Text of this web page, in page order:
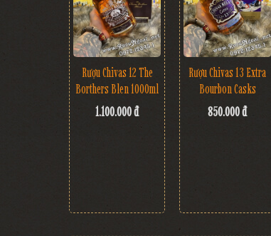
Rượu Chivas 12 The
Borthers Blen 1000ml
1.100.000 đ
Rượu Chivas 13 Extra
Bourbon Casks
850.000 đ